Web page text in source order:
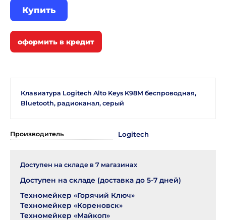
Купить
Клавиатура Logitech Alto Keys K98M беспроводная,
Bluetooth, радиоканал, серый
Производитель Logitech
Доступен на складе в 7 магазинах
Доступен на складе (доставка до 5-7 дней)
Техномейкер «Горячий Ключ»
Техномейкер «Кореновск»
Техномейкер «Майкоп»